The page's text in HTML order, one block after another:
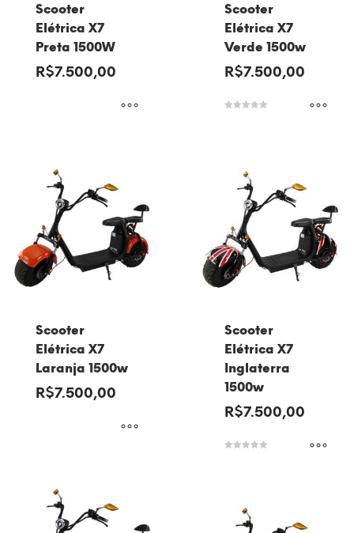
Scooter
Elétrica X7
Preta 1500W
R$7.500,00
Scooter
Elétrica X7
Verde 1500w
R$7.500,00
Scooter
Elétrica X7
Laranja 1500w
R$7.500,00
Scooter
Elétrica X7
Inglaterra
1500w
R$7.500,00